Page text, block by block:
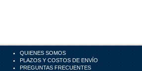
QUIENES SOMOS
PLAZOS Y COSTOS DE ENVÍO
PREGUNTAS FRECUENTES